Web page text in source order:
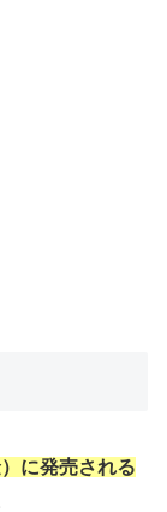
に発売される